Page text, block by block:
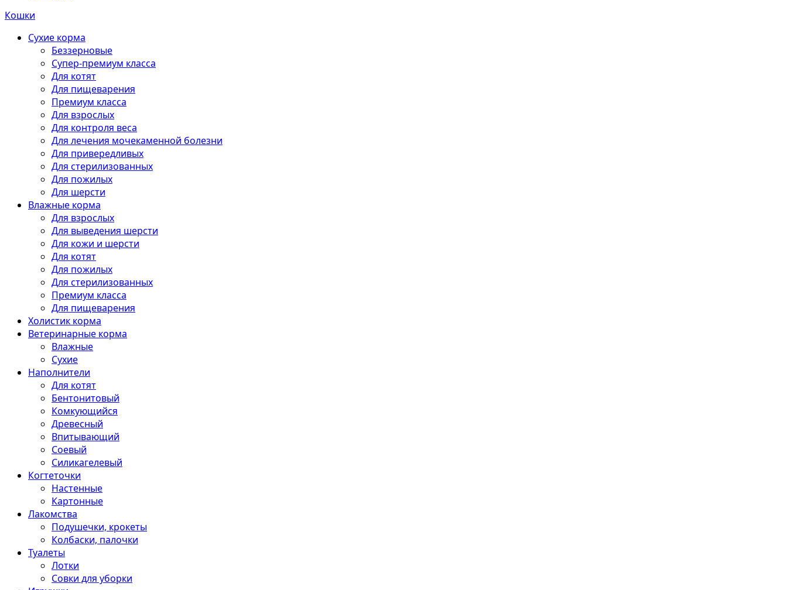
Кошки
Сухие корма
Беззерновые
Супер-премиум класса
Для котят
Для пищеварения
Премиум класса
Для взрослых
Для контроля веса
Для лечения мочекаменной болезни
Для привередливых
Для стерилизованных
Для пожилых
Для шерсти
Влажные корма
Для взрослых
Для выведения шерсти
Для кожи и шерсти
Для котят
Для пожилых
Для стерилизованных
Премиум класса
Для пищеварения
Холистик корма
Ветеринарные корма
Влажные
Сухие
Наполнители
Для котят
Бентонитовый
Комкующийся
Древесный
Впитывающий
Соевый
Силикагелевый
Когтеточки
Настенные
Картонные
Лакомства
Подушечки, крокеты
Колбаски, палочки
Туалеты
Лотки
Совки для уборки